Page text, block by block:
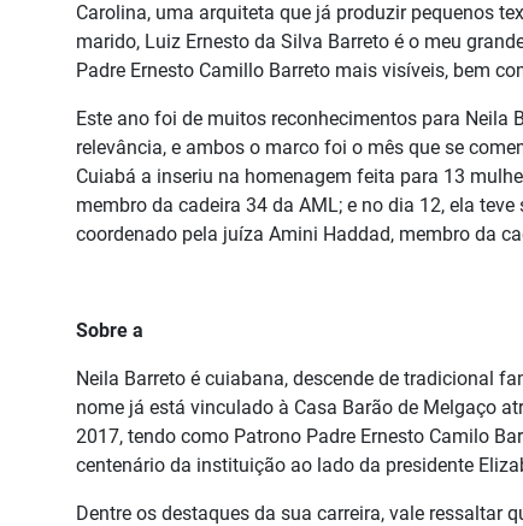
Carolina, uma arquiteta que já produzir pequenos
marido, Luiz Ernesto da Silva Barreto é o meu
Padre Ernesto Camillo Barreto mais visíveis, bem
Este ano foi de muitos reconhecimentos para Neila
relevância, e ambos o marco foi o mês que se
Cuiabá a inseriu na homenagem feita para 13
membro da cadeira 34 da AML; e no dia 12, ela
coordenado pela juíza Amini Haddad, membro da
Sobre a
Neila Barreto é cuiabana, descende de tradicional
nome já está vinculado à Casa Barão de Melgaço
2017, tendo como Patrono Padre Ernesto Camilo
centenário da instituição ao lado da presidente
Dentre os destaques da sua carreira, vale ressaltar